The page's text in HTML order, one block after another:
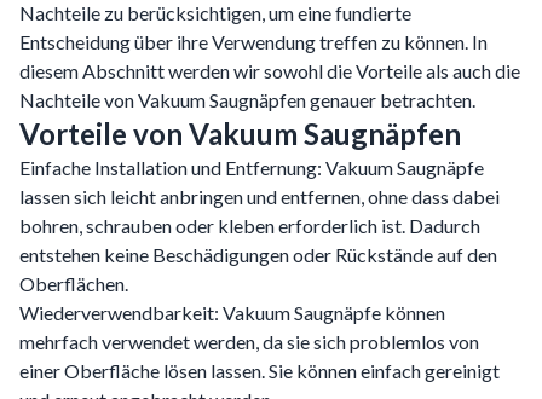
Nachteile zu berücksichtigen, um eine fundierte
Entscheidung über ihre Verwendung treffen zu können. In
diesem Abschnitt werden wir sowohl die Vorteile als auch die
Nachteile von Vakuum Saugnäpfen genauer betrachten.
Vorteile von Vakuum Saugnäpfen
Einfache Installation und Entfernung: Vakuum Saugnäpfe
lassen sich leicht anbringen und entfernen, ohne dass dabei
bohren, schrauben oder kleben erforderlich ist. Dadurch
entstehen keine Beschädigungen oder Rückstände auf den
Oberflächen.
Wiederverwendbarkeit: Vakuum Saugnäpfe können
mehrfach verwendet werden, da sie sich problemlos von
einer Oberfläche lösen lassen. Sie können einfach gereinigt